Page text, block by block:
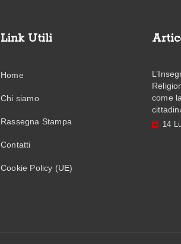
Link Utili
Home
Chi siamo
Rassegna Stampa
Contatti
Cookie Policy (UE)
come
14